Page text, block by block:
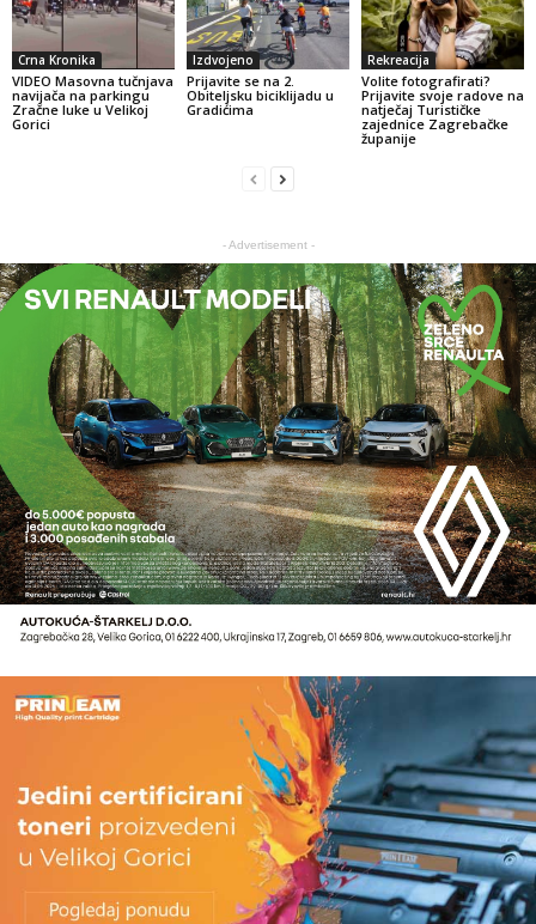
Crna Kronika
VIDEO Masovna tučnjava
navijača na parkingu
Zračne luke u Velikoj
Gorici
Izdvojeno
Prijavite se na 2.
Obiteljsku biciklijadu u
Gradićima
Rekreacija
Volite fotografirati?
Prijavite svoje radove na
natječaj Turističke
zajednice Zagrebačke
županije
- Advertisement -